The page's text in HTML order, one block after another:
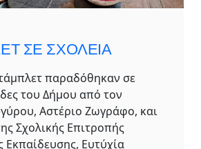
ΣΕ ΣΧΟΛΕΙΑ
παραδόθηκαν σε
του Δήμου από τον
Αστέριο Ζωγράφο, και
Σχολικής Επιτροπής
Ευτύχία